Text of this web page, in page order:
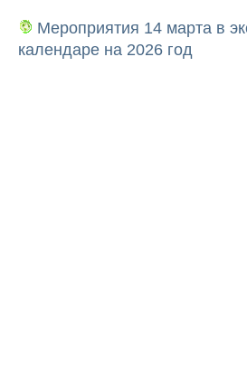
Мероприятия 14 марта в
календаре на 2026 год